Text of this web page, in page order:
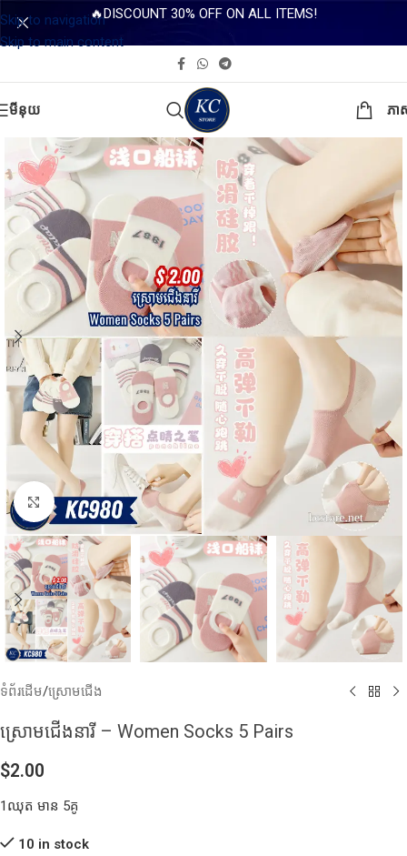
Skip to navigation
Skip to main content
🔥DISCOUNT 30% OFF ON ALL ITEMS!
មីនុយ ភា
Click to enlarge
ទំព័រដើម/ស្រោមជើង
ស្រោមជើងនារី – Women Socks 5 Pairs
$2.00
1ឈុត មាន 5គូ
10 in stock